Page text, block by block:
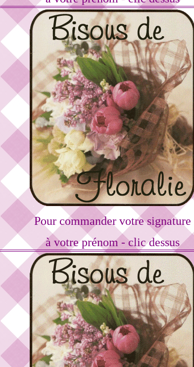
Pour commander votre signature
à votre prénom - clic dessus